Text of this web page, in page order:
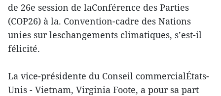
de 26e session de laConférence des Parties
(COP26) à la. Convention-cadre des Nations
unies sur leschangements climatiques, s’est-il
félicité.
La vice-présidente du Conseil commercialÉtats-
Unis - Vietnam, Virginia Foote, a pour sa part